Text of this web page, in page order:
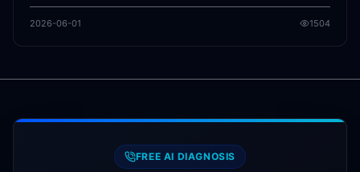
2026-06-01 1504
FREE AI DIAGNOSIS